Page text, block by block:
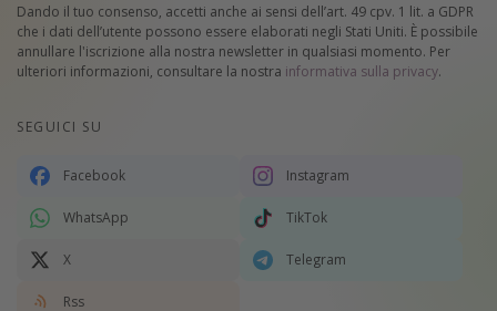
Dando il tuo consenso, accetti anche ai sensi dell’art. 49 cpv. 1 lit. a GDPR
che i dati dell’utente possono essere elaborati negli Stati Uniti. È possibile
annullare l'iscrizione alla nostra newsletter in qualsiasi momento. Per
ulteriori informazioni, consultare la nostra informativa sulla privacy.
SEGUICI SU
Facebook Instagram
WhatsApp TikTok
X Telegram
Rss